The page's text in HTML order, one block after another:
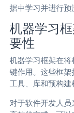
据中学习并进行预
机器学习
要性
机器学习框架在
键作用。这些框
工具、库和预构建
对于软件开发人